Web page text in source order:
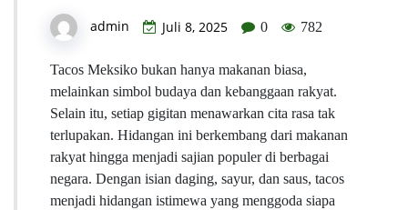
admin Juli 8, 2025 0 782
Tacos Meksiko bukan hanya makanan biasa,
melainkan simbol budaya dan kebanggaan rakyat.
Selain itu, setiap gigitan menawarkan cita rasa tak
terlupakan. Hidangan ini berkembang dari makanan
rakyat hingga menjadi sajian populer di berbagai
negara. Dengan isian daging, sayur, dan saus, tacos
menjadi hidangan istimewa yang menggoda siapa